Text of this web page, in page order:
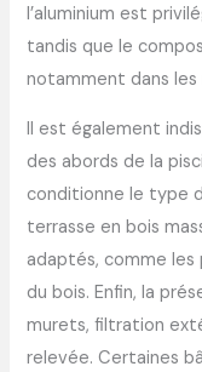
l’aluminium est
tandis que le
notamment dans les
Il est également
des abords de la
conditionne le type
terrasse en bois
adaptés, comme
du bois. Enfin, la
murets, filtration
relevée. Certaines